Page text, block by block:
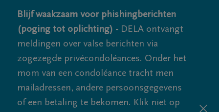
Blijf waakzaam voor phishingberichten
(poging tot oplichting) - DELA ontvangt
meldingen over valse berichten via
zogezegde privécondoléances. Onder het
mom van een condoléance tracht men
mailadressen, andere persoonsgegevens
of een betaling te bekomen. Klik niet op